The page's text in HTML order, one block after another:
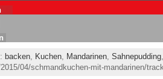
backen, Kuchen, Mandarinen, Sahnepudding,
04/schmandkuchen-mit-mandarinen/